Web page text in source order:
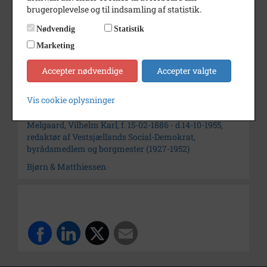
Dateringsnote Usikker datering
Fotograf Bjørn & Matthiesen
Arkiv
Kontakt arkivet
Søg videre i Slagelse Stads- og Lokalarkiv
Melgaard, Vilhelm Karl, f. 15-02-1886 - d.14-10-1955,
redaktør af Vestsjællands Social-Demokrat,
byrådsmedlem og borgmester (1927-1952)
Bjørn & Matthiessen
brugeroplevelse og til indsamling af statistik.
Nødvendig
Statistik
Marketing
Accepter nødvendige Accepter valgte
Vis cookie oplysninger